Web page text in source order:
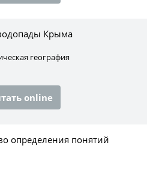
Крыма
география
online
определения понятий